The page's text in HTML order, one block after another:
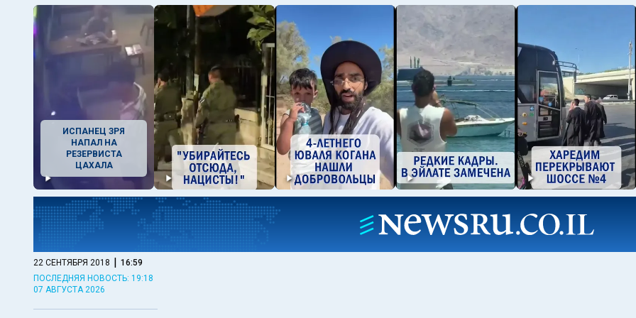
ИСПАНЕЦ ЗРЯ
НАПАЛ НА
РЕЗЕРВИСТА
ЦАХАЛА
22 СЕНТЯБРЯ 2018 | 16:59
ПОСЛЕДНЯЯ НОВОСТЬ: 19:18
07 АВГУСТА 2026